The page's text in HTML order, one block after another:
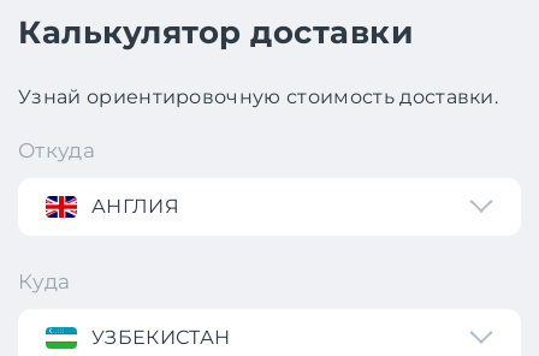
Калькулятор доставки
Узнай ориентировочную стоимость доставки.
Откуда
АНГЛИЯ
Куда
УЗБЕКИСТАН